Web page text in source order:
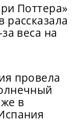
Поттера»
рассказала
веса на
провела
в